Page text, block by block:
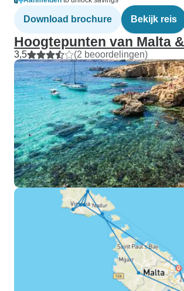
Download brochure Bekijk reis
Hoogtepunten van Malta
3,5 (2 beoordelingen)